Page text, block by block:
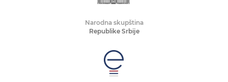
Narodna skupština
Republike Srbije